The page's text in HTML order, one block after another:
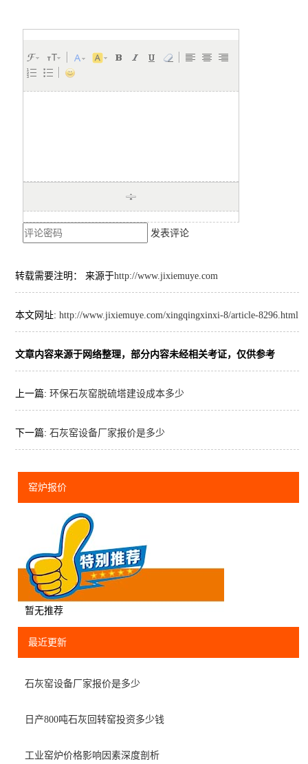
发表评论
转载需要注明： 来源于http://www.jixiemuye.com
本文网址: http://www.jixiemuye.com/xingqingxinxi-8/article-8296.html
文章内容来源于网络整理，部分内容未经相关考证，仅供参考
上一篇: 环保石灰窑脱硫塔建设成本多少
下一篇: 石灰窑设备厂家报价是多少
窑炉报价
暂无推荐
最近更新
石灰窑设备厂家报价是多少
日产800吨石灰回转窑投资多少钱
工业窑炉价格影响因素深度剖析